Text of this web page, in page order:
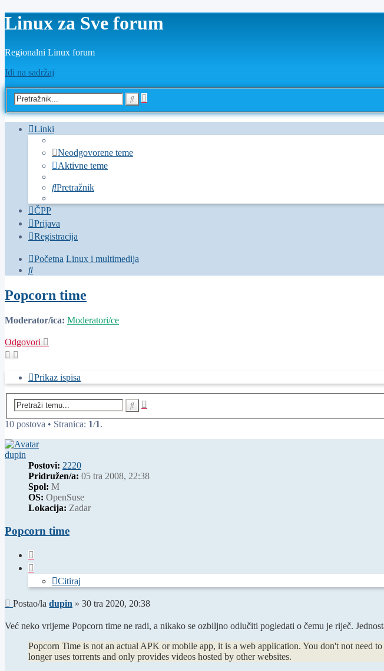
Linux za Sve forum
Regionalni Linux forum
Idi na sadržaj
Napredno
Linki
Neodgovorene teme
Aktivne teme
Pretražnik
ČPP
Prijava
Registracija
Početna Linux i multimedija
Pretražnik
Popcorn time
Moderator/ica: Moderatori/ce
Odgovori
Prikaz ispisa
10 postova • Stranica: 1/1.
dupin
Postovi: 2220
Pridružen/a: 05 tra 2008, 22:38
Spol: M
OS: OpenSuse
Lokacija: Zadar
Popcorn time
Citiraj
Citiraj
Post
Postao/la dupin » 30 tra 2020, 20:38
Već neko vrijeme Popcorn time ne radi, a nikako se ozbiljno odlučiti pogledati o čemu je riječ.
Popcorn Time is not an actual APK or mobile app, it is a web application. You don't not
longer uses torrents and only provides videos hosted by other websites.